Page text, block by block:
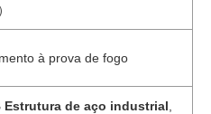
à prova de fogo
Estrutura de aço industrial